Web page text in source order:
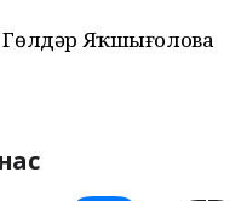
Гөлдәр Яҡшығолова